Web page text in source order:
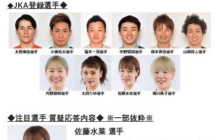
◆JKA登録選手◆
◆注目選手 質疑応答内容◆ ※一部抜粋※
佐藤水菜 選手